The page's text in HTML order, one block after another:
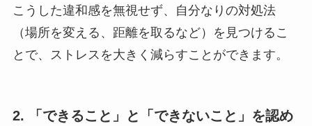
こうした違和感を無視せず、自分なりの対処法
（場所を変える、距離を取るなど）を見つけるこ
とで、ストレスを大きく減らすことができます。
2. 「できること」と「できないこと」を認め